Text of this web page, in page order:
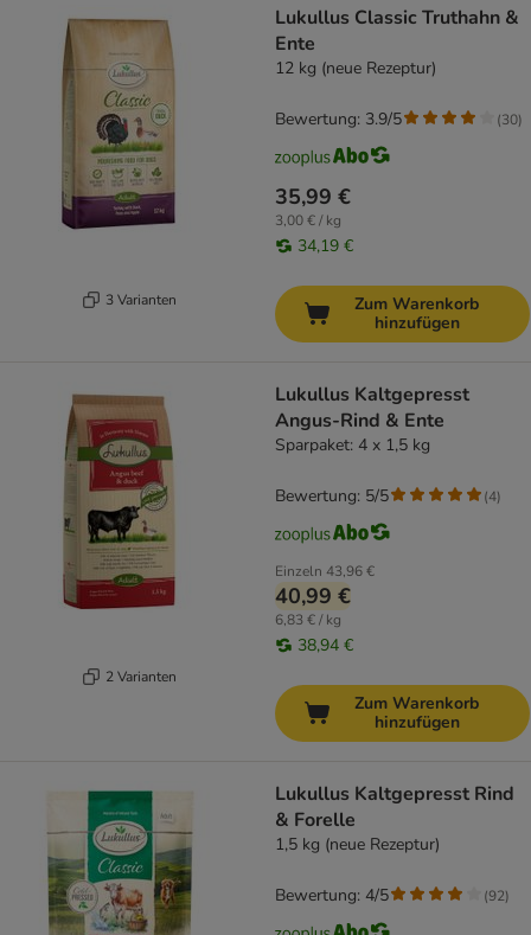
3 Varianten
Lukullus Classic Truthahn &
Ente
12 kg (neue Rezeptur)
35,99 €
3,00 € / kg
34,19 €
Bewertung: 3.9/5 (30)
Zum Warenkorb
hinzufügen
2 Varianten
Lukullus Kaltgepresst
Angus-Rind & Ente
Sparpaket: 4 x 1,5 kg
Einzeln 43,96 €
40,99 €
6,83 € / kg
38,94 €
Bewertung: 5/5 (4)
Zum Warenkorb
hinzufügen
Lukullus Kaltgepresst Rind
& Forelle
1,5 kg (neue Rezeptur)
Bewertung: 4/5 (92)